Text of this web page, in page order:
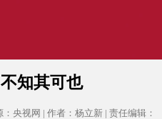
知其可也
央视网 | 作者：杨立新 | 责任编辑：